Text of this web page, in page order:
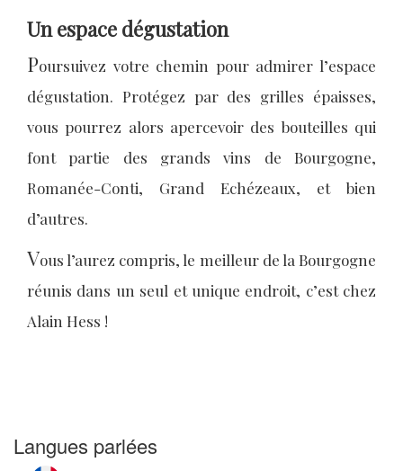
Un espace dégustation
Poursuivez votre chemin pour admirer l’espace
dégustation. Protégez par des grilles épaisses,
vous pourrez alors apercevoir des bouteilles qui
font partie des grands vins de Bourgogne,
Romanée-Conti, Grand Echézeaux, et bien
d’autres.
Vous l’aurez compris, le meilleur de la Bourgogne
réunis dans un seul et unique endroit, c’est chez
Alain Hess !
Langues parlées